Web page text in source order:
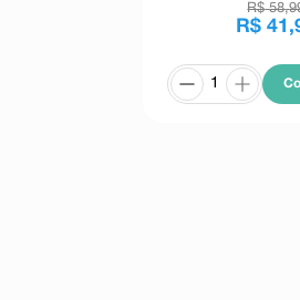
R$ 58,
R$ 41 ,